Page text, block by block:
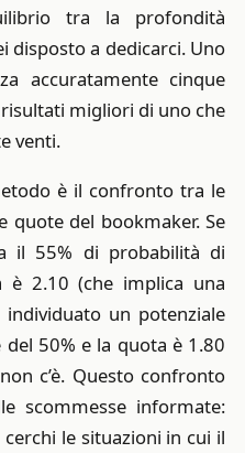
tra la profondità
disposto a dedicarci. Uno
accuratamente cinque
migliori di uno che
venti.
è il confronto tra le
del bookmaker. Se
il 55% di probabilità di
2.10 (che implica una
un potenziale
50% e la quota è 1.80
c’è. Questo confronto
scommesse informate:
le situazioni in cui il